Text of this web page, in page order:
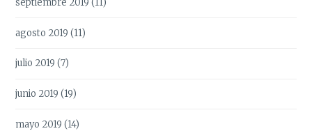
agosto 2019 (11)
julio 2019 (7)
junio 2019 (19)
mayo 2019 (14)